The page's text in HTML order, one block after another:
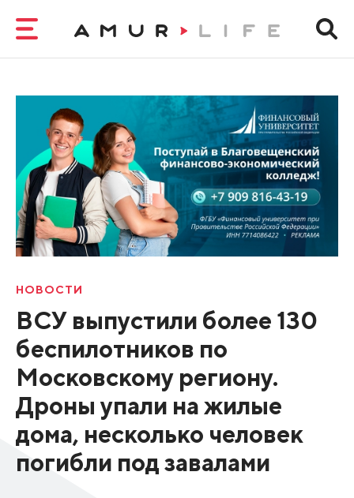
НОВОСТИ
ВСУ выпустили более 130
беспилотников по
Московскому региону.
Дроны упали на жилые
дома, несколько человек
погибли под завалами